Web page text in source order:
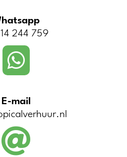
244 759

E-mail
